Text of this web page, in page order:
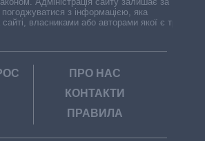
з інформацією, яка
власниками або авторами якої є треті
ПРО НАС
КОНТАКТИ
ПРАВИЛА